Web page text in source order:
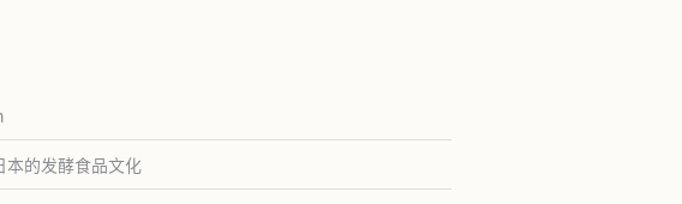
本的发酵食品文化